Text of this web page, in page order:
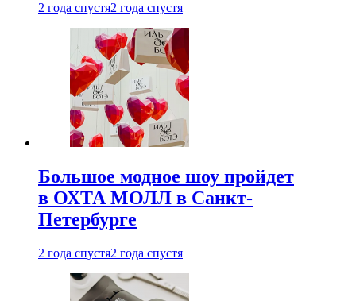
2 года спустя2 года спустя
Большое модное шоу пройдет
в ОХТА МОЛЛ в Санкт-
Петербурге
2 года спустя2 года спустя